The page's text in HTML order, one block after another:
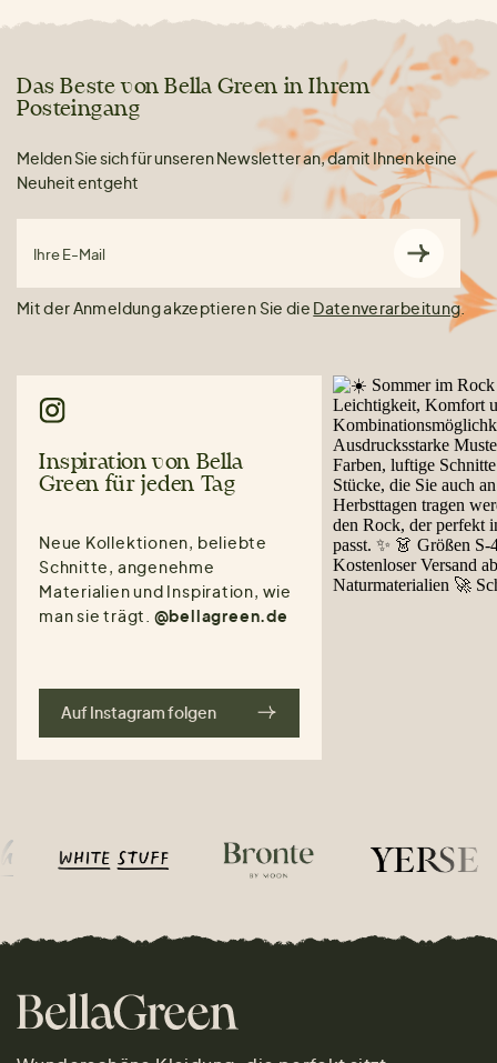
Das Beste von Bella Green in Ihrem
Posteingang
Melden Sie sich für unseren Newsletter an, damit Ihnen keine
Neuheit entgeht
Ihre E-Mail
Mit der Anmeldung akzeptieren Sie die Datenverarbeitung.
Inspiration von Bella
Green für jeden Tag
Neue Kollektionen, beliebte
Schnitte, angenehme
Materialien und Inspiration, wie
man sie trägt. @bellagreen.de
Auf Instagram folgen